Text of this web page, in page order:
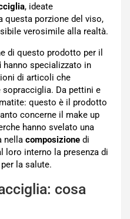
, ideate
questa porzione del viso,
verosimile alla realtà.
di questo prodotto per il
hanno specializzato in
di articoli che
sopracciglia. Da pettini e
questo è il prodotto
concerne il make up
hanno svelato una
nella composizione di
loro interno la presenza di
la salute.
cosa